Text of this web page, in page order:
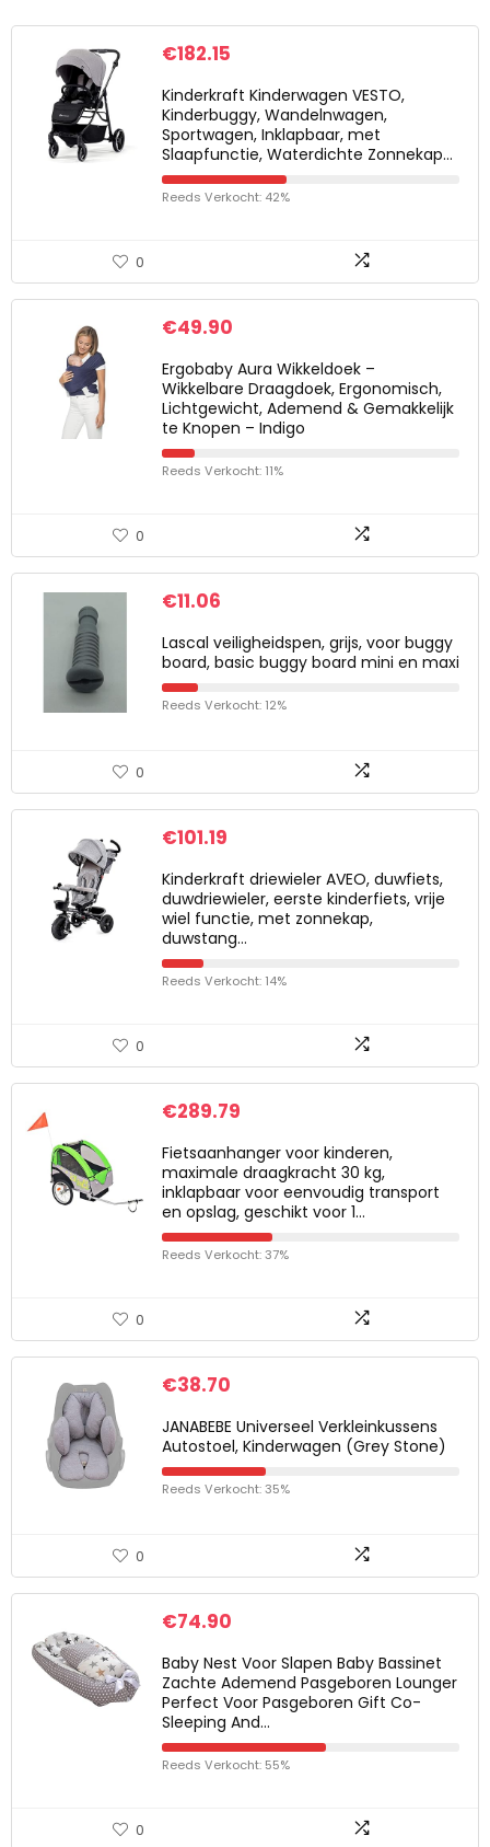
€182.15
Kinderkraft Kinderwagen VESTO,
Kinderbuggy, Wandelnwagen,
Sportwagen, Inklapbaar, met
Slaapfunctie, Waterdichte Zonnekap…
Reeds Verkocht: 42%
0
€49.90
Ergobaby Aura Wikkeldoek –
Wikkelbare Draagdoek, Ergonomisch,
Lichtgewicht, Ademend & Gemakkelijk
te Knopen – Indigo
Reeds Verkocht: 11%
0
€11.06
Lascal veiligheidspen, grijs, voor buggy
board, basic buggy board mini en maxi
Reeds Verkocht: 12%
0
€101.19
Kinderkraft driewieler AVEO, duwfiets,
duwdriewieler, eerste kinderfiets, vrije
wiel functie, met zonnekap,
duwstang…
Reeds Verkocht: 14%
0
€289.79
Fietsaanhanger voor kinderen,
maximale draagkracht 30 kg,
inklapbaar voor eenvoudig transport
en opslag, geschikt voor 1…
Reeds Verkocht: 37%
0
€38.70
JANABEBE Universeel Verkleinkussens
Autostoel, Kinderwagen (Grey Stone)
Reeds Verkocht: 35%
0
€74.90
Baby Nest Voor Slapen Baby Bassinet
Zachte Ademend Pasgeboren Lounger
Perfect Voor Pasgeboren Gift Co-
Sleeping And…
Reeds Verkocht: 55%
0